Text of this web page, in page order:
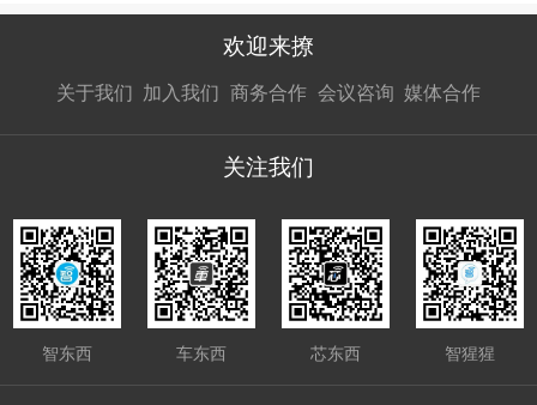
欢迎来撩
关于我们 加入我们
接扔简历
商务合作
接开聊
会议咨询 媒体合作
接开聊
关注我们
智东西 车东西 芯东西 智猩猩